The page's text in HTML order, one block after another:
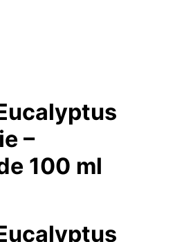
–
100 ml